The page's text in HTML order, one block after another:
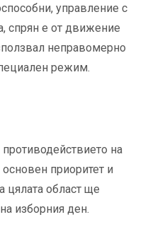
управление с
е от движение
неправомерно
режим.
на
приоритет и
цялата област ще
изборния ден.